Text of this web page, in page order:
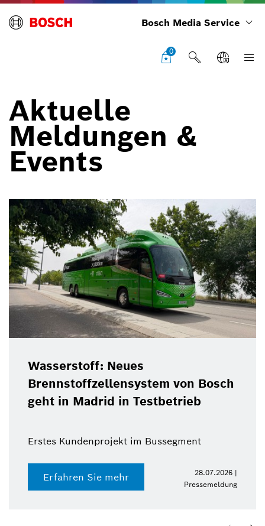
Bosch Media Service
0
Aktuelle
Meldungen &
Events
Wasserstoff: Neues
Brennstoffzellensystem von Bosch
geht in Madrid in Testbetrieb
Erstes Kundenprojekt im Bussegment
Erfahren Sie mehr
28.07.2026 |
Pressemeldung